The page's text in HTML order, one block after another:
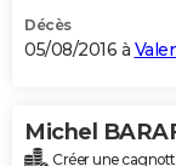
Décès
05/08/2016 à
Michel
Créer une